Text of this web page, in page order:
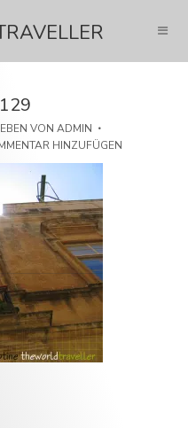
VON ADMIN
HINZUFÜGEN